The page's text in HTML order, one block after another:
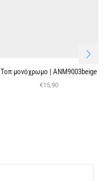
Τοπ μονόχρωμο | ΑΝΜ9003beige
€15,90